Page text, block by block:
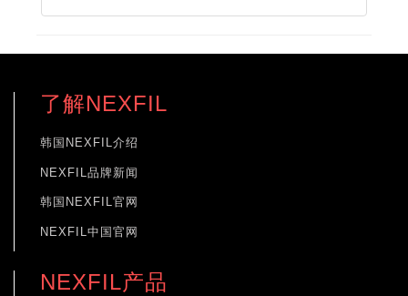
了解NEXFIL
韩国NEXFIL介绍
NEXFIL品牌新闻
韩国NEXFIL官网
NEXFIL中国官网
NEXFIL产品